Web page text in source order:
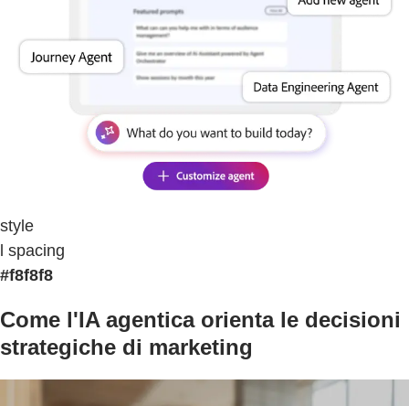
style
l spacing
#f8f8f8
Come l'IA agentica orienta le decisioni
strategiche di marketing